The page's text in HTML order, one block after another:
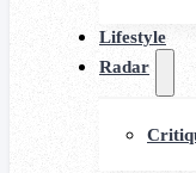
Lifestyle
Radar